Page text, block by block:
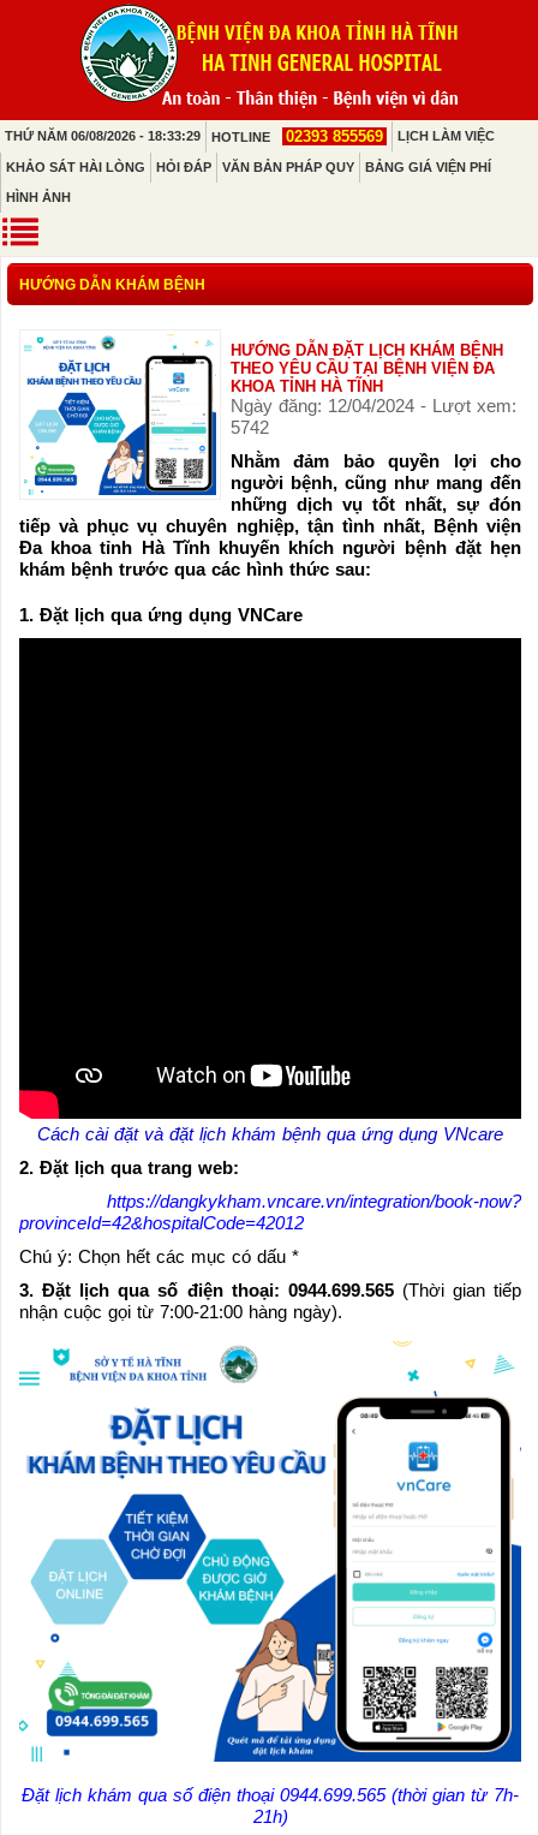
THỨ NĂM 06/08/2026 - 18:33:29 HOTLINE 02393 855569 LỊCH LÀM VIỆC
KHẢO SÁT HÀI LÒNG HỎI ĐÁP VĂN BẢN PHÁP QUY BẢNG GIÁ VIỆN PHÍ
HÌNH ẢNH
HƯỚNG DẪN KHÁM BỆNH
HƯỚNG DẪN ĐẶT LỊCH KHÁM BỆNH
THEO YÊU CẦU TẠI BỆNH VIỆN ĐA
KHOA TỈNH HÀ TĨNH
Ngày đăng: 12/04/2024 - Lượt xem:
5742
Nhằm đảm bảo quyền lợi cho
người bệnh, cũng như mang đến
những dịch vụ tốt nhất, sự đón
tiếp và phục vụ chuyên nghiệp, tận tình nhất, Bệnh viện
Đa khoa tỉnh Hà Tĩnh khuyến khích người bệnh đặt hẹn
khám bệnh trước qua các hình thức sau:
1. Đặt lịch qua ứng dụng VNCare
Cách cài đặt và đặt lịch khám bệnh qua ứng dụng VNcare
2. Đặt lịch qua trang web:
https://dangkykham.vncare.vn/integration/book-now?
provinceId=42&hospitalCode=42012
Chú ý: Chọn hết các mục có dấu *
3. Đặt lịch qua số điện thoại: 0944.699.565(Thời gian tiếp
nhận cuộc gọi từ 7:00-21:00 hàng ngày).
Đặt lịch khám qua số điện thoại 0944.699.565 (thời gian từ 7h-
21h)